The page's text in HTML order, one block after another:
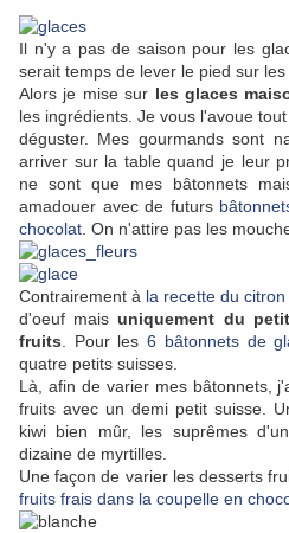
Il n'y a pas de saison pour les
serait temps de lever le pied sur
Alors je mise sur les glaces
les ingrédients. Je vous l'avoue
déguster. Mes gourmands sont
arriver sur la table quand je leur
ne sont que mes bâtonnets
amadouer avec de futurs
chocolat . On n'attire pas les
Contrairement à la recette du
d'oeuf maisuniquement du
fruits . Pour les6 bâtonnets de
quatre petits suisses.
Là, afin de varier mes bâtonnets,
fruits avec un demi petit suisse.
kiwi bien mûr, les suprêmes
dizaine de myrtilles.
Une façon de varier les desserts
fruits frais dans la coupelle en